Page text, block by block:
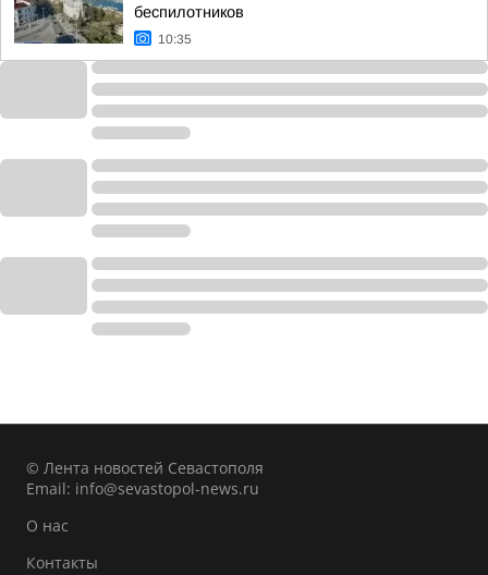
беспилотников
10:35
© Лента новостей Севастополя
Email: info@sevastopol-news.ru
О нас
Контакты